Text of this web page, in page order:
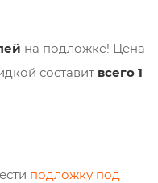
на подложке! Цена
составит всего 1
подложку под